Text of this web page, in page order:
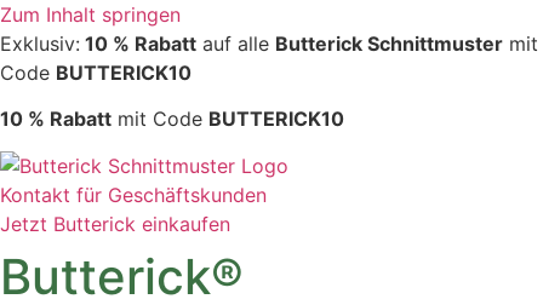
Zum Inhalt springen
Exklusiv: 10 % Rabatt auf alle Butterick Schnittmuster mit
Code BUTTERICK10
10 % Rabatt mit Code BUTTERICK10
Kontakt für Geschäftskunden
Jetzt Butterick einkaufen
Butterick®